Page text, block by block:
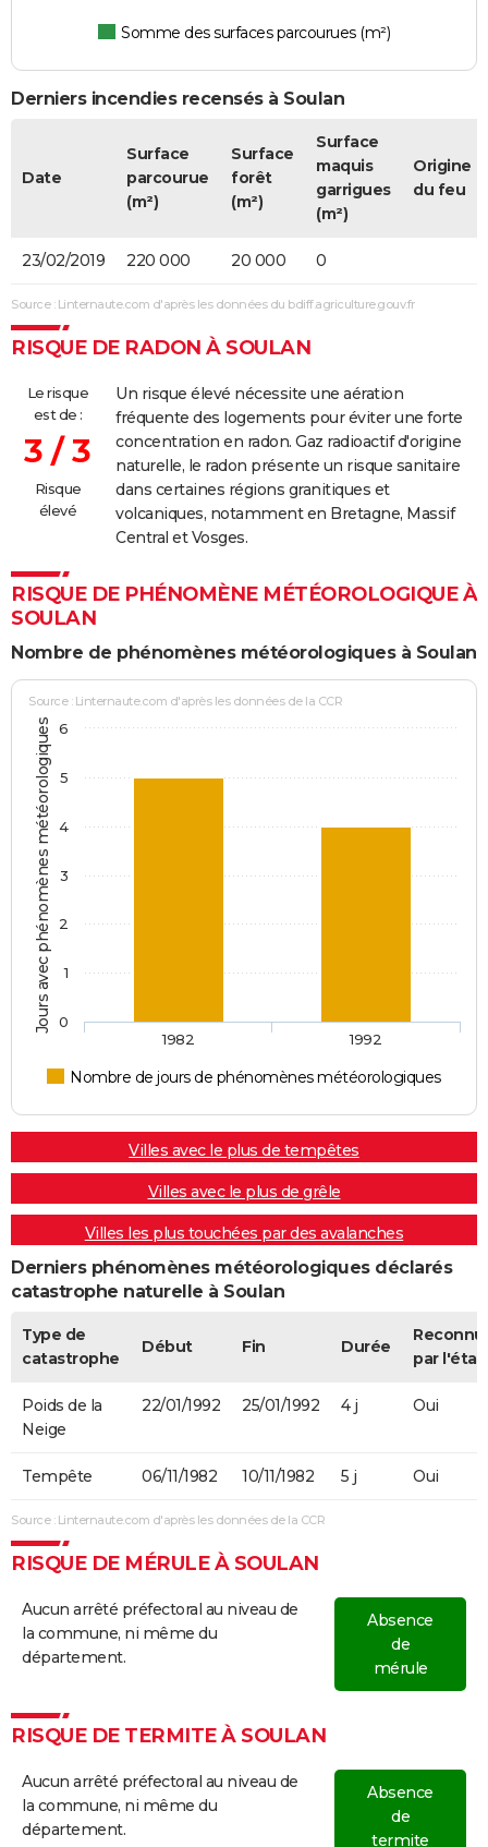
Somme des surfaces parcourues (m²)
Derniers incendies recensés à Soulan
Date
Surface
parcourue
(m²)
Surface
forêt
(m²)
Surface
maquis
garrigues
(m²)
Origine
du feu
23/02/2019 220 000 20 000 0
Source : Linternaute.com d'après les données du bdiff.agriculture.gouv.fr
RISQUE DE RADON À SOULAN
Le risque
est de :
3 / 3
Risque
élevé
Un risque élevé nécessite une aération
fréquente des logements pour éviter une forte
concentration en radon. Gaz radioactif d'origine
naturelle, le radon présente un risque sanitaire
dans certaines régions granitiques et
volcaniques, notamment en Bretagne, Massif
Central et Vosges.
RISQUE DE PHÉNOMÈNE MÉTÉOROLOGIQUE À
SOULAN
Nombre de phénomènes météorologiques à Soulan
Jours avec phénomènes météorologiques
Source : Linternaute.com d'après les données de la CCR
Nombre de jours de phénomènes météorologiques
1982 1992
0
1
2
3
4
5
6
Villes avec le plus de tempêtes
Villes avec le plus de grêle
Villes les plus touchées par des avalanches
Derniers phénomènes météorologiques déclarés
catastrophe naturelle à Soulan
Type de
catastrophe
Début Fin Durée
par l'état
Poids de la
Neige
22/01/1992 25/01/1992 4 j Oui
Tempête 06/11/1982 10/11/1982 5 j Oui
Source : Linternaute.com d'après les données de la CCR
RISQUE DE MÉRULE À SOULAN
Aucun arrêté préfectoral au niveau de
la commune, ni même du
département.
Absence
de
mérule
RISQUE DE TERMITE À SOULAN
Aucun arrêté préfectoral au niveau de
la commune, ni même du
département.
Absence
de
termite